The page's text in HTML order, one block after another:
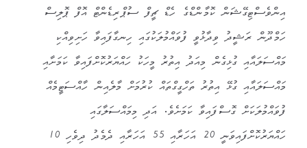
އިންވެސްޓިގޭޝަން ކޮމާންޑްގެ ހެޑް ޗީފް ސުޕްރިޑެންޓް އޮފް ޕޮލިސް
ހަމްދޫން ރަޝީދު ވިދާޅުވީ ފުވައްމުލަކުގައި ހިނގާފައިވާ ހަށިވިއްކި
މައްސަލައާއި ގުޅިގެން މިއަދު އިތުރު މީހަކު ހައްޔަރުކޮށްފައިވާ ކަމަށާއި
މައްސަލައާއި ގުޅޭ އިތުރު ތަހްގީގްތައް ކުރުމަށް މާލެއިން ހާއްސަޓީމެއް
ފުވައްމުލަކަށް ގޮސްފައިވާ ކަމަށެވެ. އަދި މިމައްސަލާގައި
ހައްޔަރުކޮށްފައިވަނީ 20 އަހަރާއި 55 އަހަރާއި ދެމެދު ދިވެހި 10